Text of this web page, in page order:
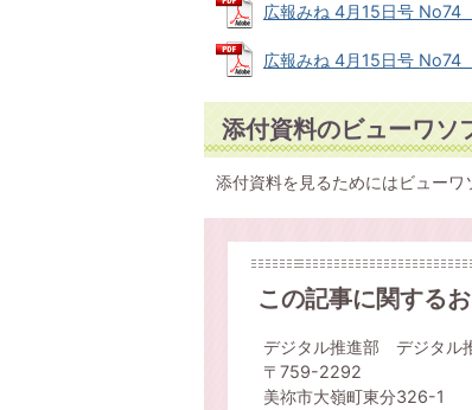
広報みね 4月15日号 No74
広報みね 4月15日号 No74
添付資料のビューワソ
添付資料を見るためにはビューワ
この記事に関する
デジタル推進部 デジタル
〒759-2292
美祢市大嶺町東分326-1